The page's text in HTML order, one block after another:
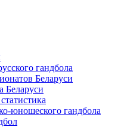
гандбола
Беларуси
Беларуси
юношеского гандбола